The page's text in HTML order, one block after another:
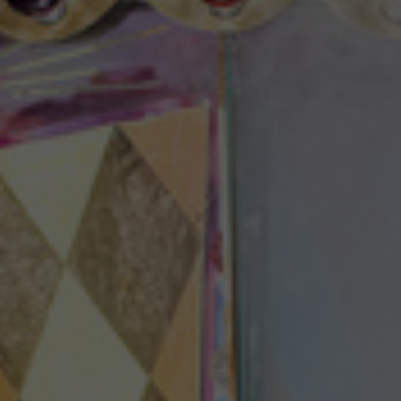
Spielstätten
Spielzeitheft